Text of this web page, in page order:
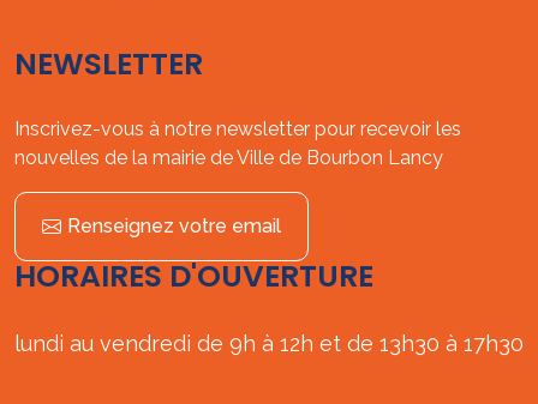
NEWSLETTER
Inscrivez-vous à notre newsletter pour recevoir les
nouvelles de la mairie de Ville de Bourbon Lancy
Renseignez votre email
HORAIRES D'OUVERTURE
lundi au vendredi de 9h à 12h et de 13h30 à 17h30